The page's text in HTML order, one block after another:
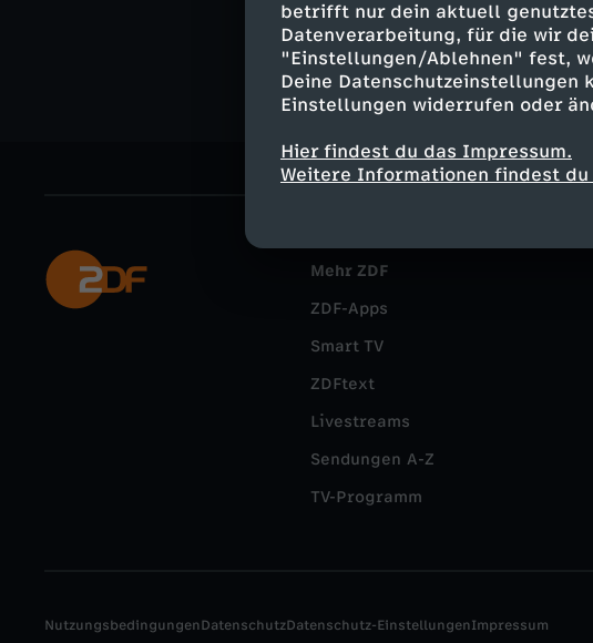
betrifft nur dein aktuell
Datenverarbeitung, für die wir
"Einstellungen/Ablehnen" fest,
Deine Datenschutzeinstellungen
Einstellungen widerrufen oder
Hier findest du das Impressum.
Weitere Informationen findest
STRG_F
Mehr ZDF
ZDF-Apps
Smart TV
ZDFtext
Livestreams
Sendungen A-Z
TV-Programm
NutzungsbedingungenDatenschutzDatenschutz-EinstellungenImpressum